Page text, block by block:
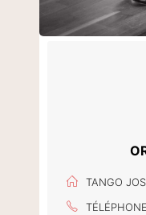
TANGO
TÉLÉPHONE